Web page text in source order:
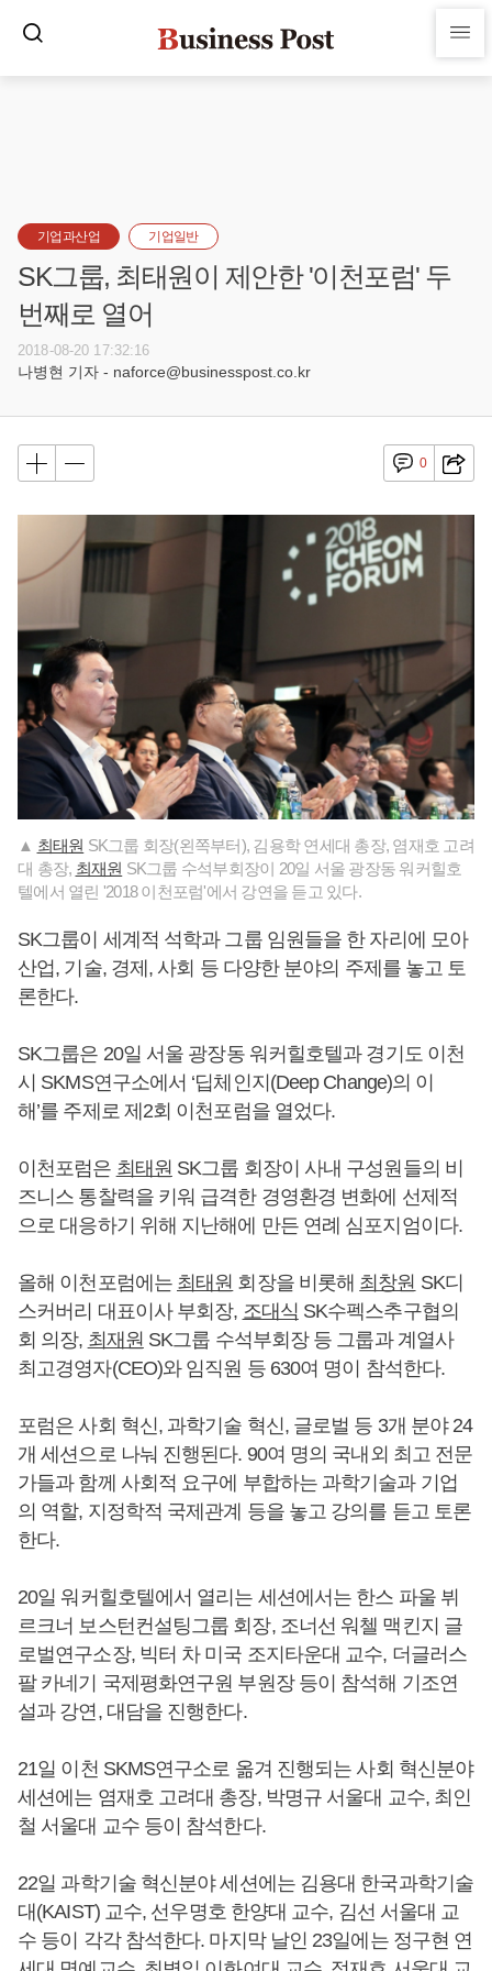
기업과산업 기업일반
SK그룹, 최태원이 제안한 '이천포럼' 두
번째로 열어
2018-08-20 17:32:16
나병현 기자 - naforce@businesspost.co.kr
0
▲ 최태원 SK그룹 회장(왼쪽부터), 김용학 연세대 총장, 염재호 고려
대 총장, 최재원 SK그룹 수석부회장이 20일 서울 광장동 워커힐호
텔에서 열린 '2018 이천포럼'에서 강연을 듣고 있다.
SK그룹이 세계적 석학과 그룹 임원들을 한 자리에 모아
산업, 기술, 경제, 사회 등 다양한 분야의 주제를 놓고 토
론한다.
SK그룹은 20일 서울 광장동 워커힐호텔과 경기도 이천
시 SKMS연구소에서 ‘딥체인지(Deep Change)의 이
해’를 주제로 제2회 이천포럼을 열었다.
이천포럼은 최태원 SK그룹 회장이 사내 구성원들의 비
즈니스 통찰력을 키워 급격한 경영환경 변화에 선제적
으로 대응하기 위해 지난해에 만든 연례 심포지엄이다.
올해 이천포럼에는 최태원 회장을 비롯해 최창원 SK디
스커버리 대표이사 부회장, 조대식 SK수펙스추구협의
회 의장, 최재원 SK그룹 수석부회장 등 그룹과 계열사
최고경영자(CEO)와 임직원 등 630여 명이 참석한다.
포럼은 사회 혁신, 과학기술 혁신, 글로벌 등 3개 분야 24
개 세션으로 나눠 진행된다. 90여 명의 국내외 최고 전문
가들과 함께 사회적 요구에 부합하는 과학기술과 기업
의 역할, 지정학적 국제관계 등을 놓고 강의를 듣고 토론
한다.
20일 워커힐호텔에서 열리는 세션에서는 한스 파울 뷔
르크너 보스턴컨설팅그룹 회장, 조너선 워첼 맥킨지 글
로벌연구소장, 빅터 차 미국 조지타운대 교수, 더글러스
팔 카네기 국제평화연구원 부원장 등이 참석해 기조연
설과 강연, 대담을 진행한다.
21일 이천 SKMS연구소로 옮겨 진행되는 사회 혁신분야
세션에는 염재호 고려대 총장, 박명규 서울대 교수, 최인
철 서울대 교수 등이 참석한다.
22일 과학기술 혁신분야 세션에는 김용대 한국과학기술
대(KAIST) 교수, 선우명호 한양대 교수, 김선 서울대 교
수 등이 각각 참석한다. 마지막 날인 23일에는 정구현 연